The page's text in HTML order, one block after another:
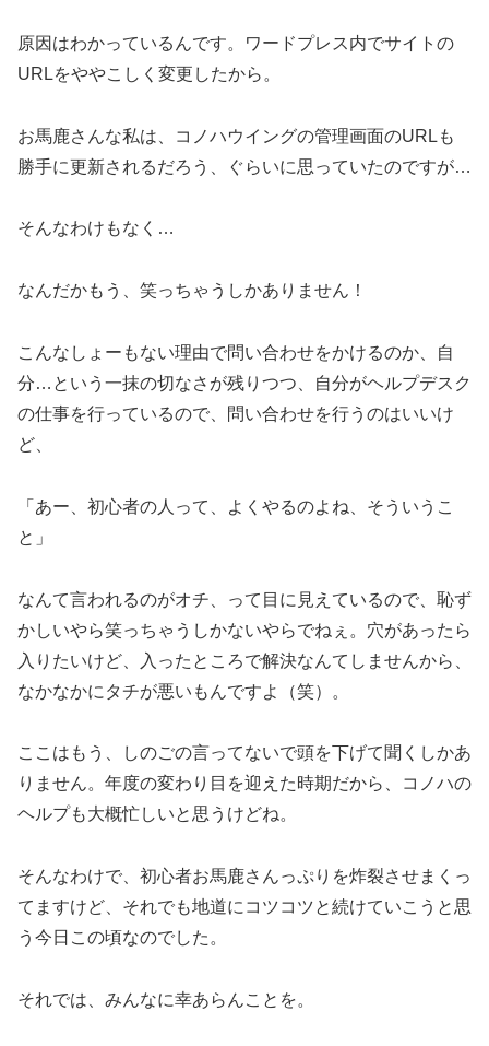
原因はわかっているんです。ワードプレス内でサイトの
URLをややこしく変更したから。
お馬鹿さんな私は、コノハウイングの管理画面のURLも
勝手に更新されるだろう、ぐらいに思っていたのですが…
そんなわけもなく…
なんだかもう、笑っちゃうしかありません！
こんなしょーもない理由で問い合わせをかけるのか、自
分…という一抹の切なさが残りつつ、自分がヘルプデスク
の仕事を行っているので、問い合わせを行うのはいいけ
ど、
「あー、初心者の人って、よくやるのよね、そういうこ
と」
なんて言われるのがオチ、って目に見えているので、恥ず
かしいやら笑っちゃうしかないやらでねぇ。穴があったら
入りたいけど、入ったところで解決なんてしませんから、
なかなかにタチが悪いもんですよ（笑）。
ここはもう、しのごの言ってないで頭を下げて聞くしかあ
りません。年度の変わり目を迎えた時期だから、コノハの
ヘルプも大概忙しいと思うけどね。
そんなわけで、初心者お馬鹿さんっぷりを炸裂させまくっ
てますけど、それでも地道にコツコツと続けていこうと思
う今日この頃なのでした。
それでは、みんなに幸あらんことを。